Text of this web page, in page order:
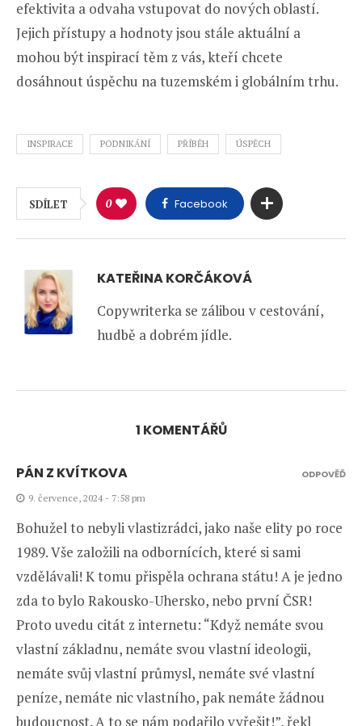
efektivita a odvaha vstupovat do nových oblastí.
Jejich přístupy a hodnoty jsou stále aktuální a
mohou být inspirací těm z vás, kteří chcete
dosáhnout úspěchu na tuzemském i globálním trhu.
INSPIRACE PODNIKÁNÍ PŘÍBĚH ÚSPĚCH
SDÍLET 0 Facebook
KATEŘINA KORČÁKOVÁ
Copywriterka se zálibou v cestování,
hudbě a dobrém jídle.
1 KOMENTÁŘŮ
PÁN Z KVÍTKOVA
9. července, 2024 - 7:58 pm
Bohužel to nebyli vlastizrádci, jako naše elity po roce
1989. Vše založili na odbornících, které si sami
vzdělávali! K tomu přispěla ochrana státu! A je jedno
zda to bylo Rakousko-Uhersko, nebo první ČSR!
Proto uvedu citát z internetu: “Když nemáte svou
vlastní základnu, nemáte svou vlastní ideologii,
nemáte svůj vlastní průmysl, nemáte své vlastní
peníze, nemáte nic vlastního, pak nemáte žádnou
budoucnost. A to se nám podařilo vyřešit!”, řekl
ODPOVĚĎ